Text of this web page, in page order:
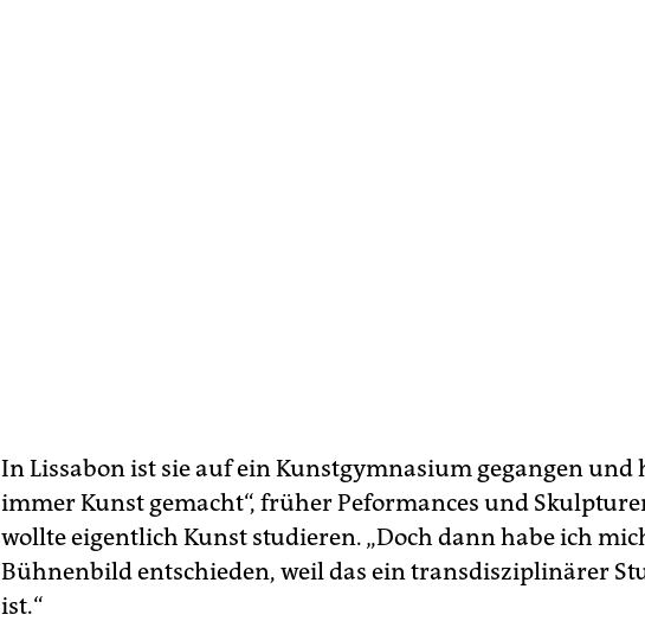
In Lissabon ist sie auf ein Kunstgymnasium gegangen und
immer Kunst gemacht“, früher Peformances und
wollte eigentlich Kunst studieren. „Doch dann habe ich
Bühnenbild entschieden, weil das ein transdisziplinärer
ist.“